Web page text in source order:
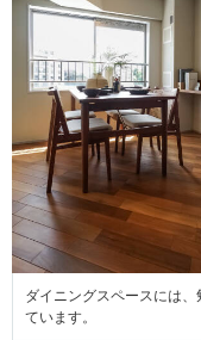
ダイニングスペースには
ています。